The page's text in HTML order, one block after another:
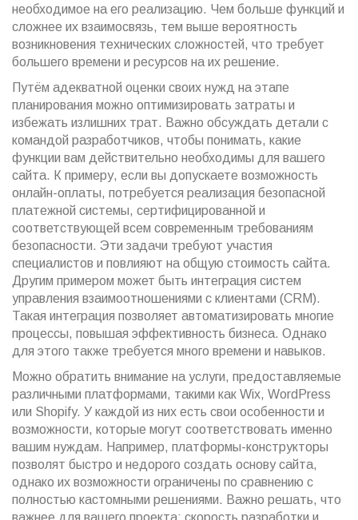
необходимое на его реализацию. Чем больше функций и
сложнее их взаимосвязь, тем выше вероятность
возникновения технических сложностей, что требует
большего времени и ресурсов на их решение.
Путём адекватной оценки своих нужд на этапе
планирования можно оптимизировать затраты и
избежать излишних трат. Важно обсуждать детали с
командой разработчиков, чтобы понимать, какие
функции вам действительно необходимы для вашего
сайта. К примеру, если вы допускаете возможность
онлайн-оплаты, потребуется реализация безопасной
платежной системы, сертифицированной и
соответствующей всем современным требованиям
безопасности. Эти задачи требуют участия
специалистов и повлияют на общую стоимость сайта.
Другим примером может быть интеграция систем
управления взаимоотношениями с клиентами (CRM).
Такая интеграция позволяет автоматизировать многие
процессы, повышая эффективность бизнеса. Однако
для этого также требуется много времени и навыков.
Можно обратить внимание на услуги, предоставляемые
различными платформами, такими как Wix, WordPress
или Shopify. У каждой из них есть свои особенности и
возможности, которые могут соответствовать именно
вашим нуждам. Например, платформы-конструкторы
позволят быстро и недорого создать основу сайта,
однако их возможности ограничены по сравнению с
полностью кастомными решениями. Важно решать, что